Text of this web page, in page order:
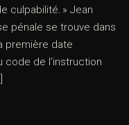
culpabilité. » Jean
pénale se trouve dans
première date
code de l’instruction